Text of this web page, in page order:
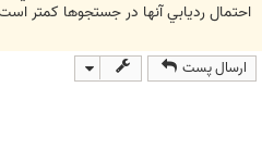
احتمال رديابي آنها در جستجوها كمتر
ارسال پست